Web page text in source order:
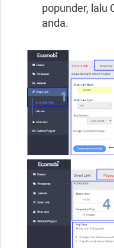
popunder, lalu
anda.